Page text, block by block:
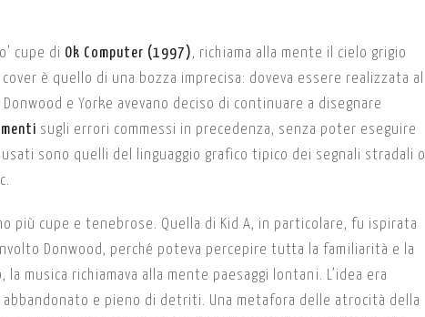
cupe di Ok Computer (1997), richiama alla mente il cielo grigio
è quello di una bozza imprecisa: doveva essere realizzata al
e Yorke avevano deciso di continuare a disegnare
sugli errori commessi in precedenza, senza poter eseguire
sono quelli del linguaggio grafico tipico dei segnali stradali o
più cupe e tenebrose. Quella di Kid A, in particolare, fu ispirata
Donwood, perché poteva percepire tutta la familiarità e la
musica richiamava alla mente paesaggi lontani. L’idea era
e pieno di detriti. Una metafora delle atrocità della